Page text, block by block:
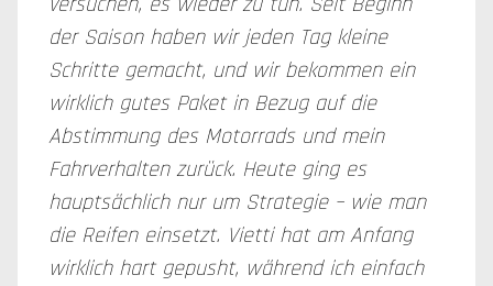
der Saison haben wir jeden Tag kleine
Schritte gemacht, und wir bekommen ein
wirklich gutes Paket in Bezug auf die
Abstimmung des Motorrads und mein
Fahrverhalten zurück. Heute ging es
hauptsächlich nur um Strategie – wie man
die Reifen einsetzt. Vietti hat am Anfang
wirklich hart gepusht, während ich einfach